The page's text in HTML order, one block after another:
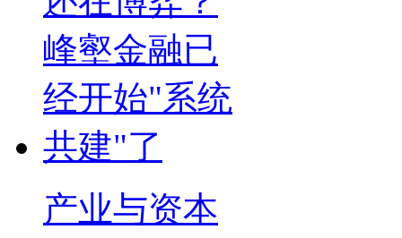
产业与资本